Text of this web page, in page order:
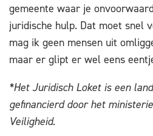
gemeente waar je
juridische hulp. Dat moet snel
mag ik geen mensen uit
maar er glipt er wel eens
*Het Juridisch Loket is een
gefinancierd door het
Veiligheid.